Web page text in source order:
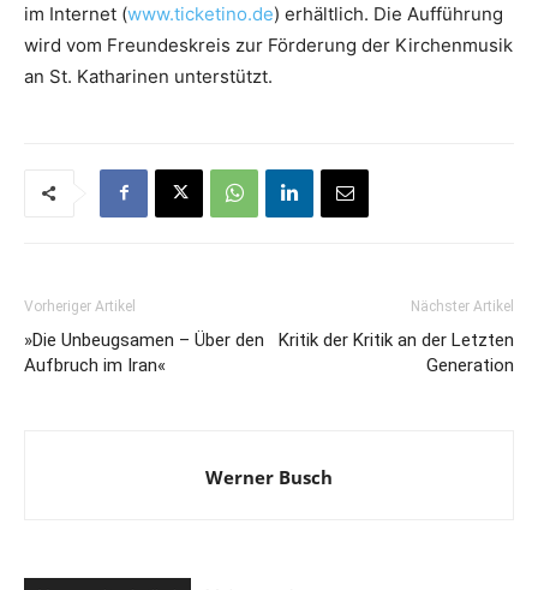
im Internet (www.ticketino.de) erhältlich. Die Aufführung
wird vom Freundeskreis zur Förderung der Kirchenmusik
an St. Katharinen unterstützt.
Vorheriger Artikel
»Die Unbeugsamen – Über den
Aufbruch im Iran«
Nächster Artikel
Kritik der Kritik an der Letzten
Generation
Werner Busch